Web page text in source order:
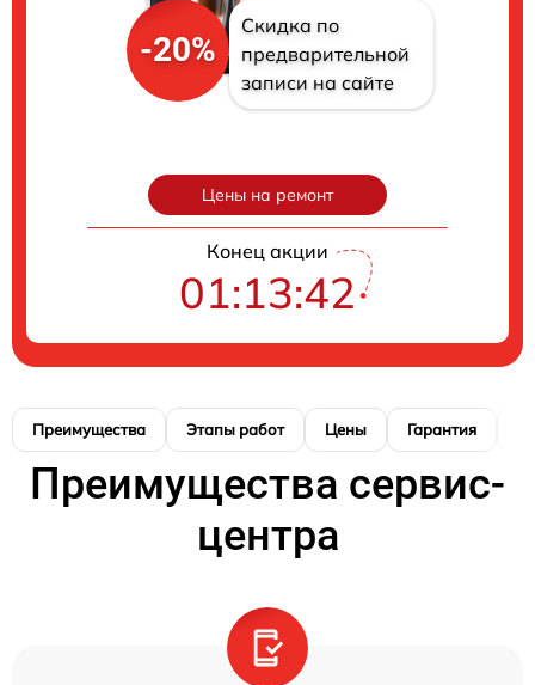
-20%
Скидка по
предварительной
записи на сайте
Цены на ремонт
Конец акции
01:13:41
Преимущества Этапы работ Цены Гарантия
Преимущества сервис-
центра